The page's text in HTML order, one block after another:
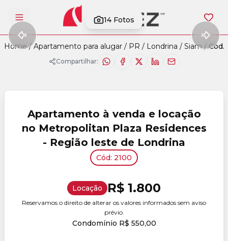
Abrir menu 14 Fotos
Home / Apartamento para alugar / PR / Londrina / Siam / Cód.
Compartilhar:
Apartamento à venda e locação
no Metropolitan Plaza Residences
- Região leste de Londrina
Cód: 2100
Locação R$ 1.800
Reservamos o direito de alterar os valores informados sem aviso
prévio.
Condomínio R$ 550,00